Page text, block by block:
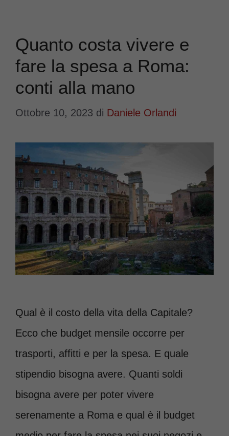
Quanto costa vivere e
fare la spesa a Roma:
conti alla mano
Ottobre 10, 2023 di Daniele Orlandi
Qual è il costo della vita della Capitale?
Ecco che budget mensile occorre per
trasporti, affitti e per la spesa. E quale
stipendio bisogna avere. Quanti soldi
bisogna avere per poter vivere
serenamente a Roma e qual è il budget